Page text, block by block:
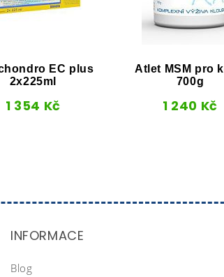
EC plus
2x225ml
1 354 Kč
Atlet MSM pro
700g
1 240 Kč
INFORMACE
Blog